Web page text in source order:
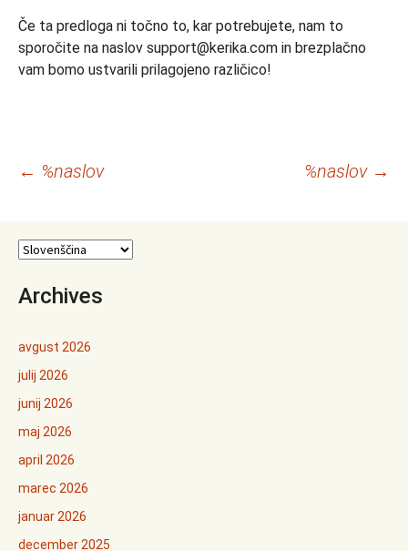
Če ta predloga ni točno to, kar potrebujete, nam to
sporočite na naslov support@kerika.com in brezplačno
vam bomo ustvarili prilagojeno različico!
Krmarjenje
prispevkih
← %naslov %naslov →
Archives
avgust 2026
julij 2026
junij 2026
maj 2026
april 2026
marec 2026
januar 2026
december 2025